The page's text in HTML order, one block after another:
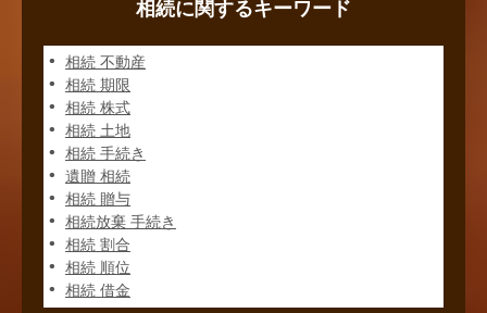
相続に関するキーワード
相続 不動産
相続 期限
相続 株式
相続 土地
相続 手続き
遺贈 相続
相続 贈与
相続放棄 手続き
相続 割合
相続 順位
相続 借金